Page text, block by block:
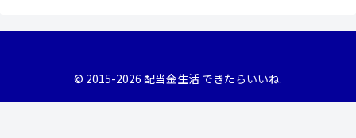
© 2015-2026 配当金生活 できたらいいね.